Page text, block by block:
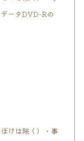
ータDVD-Rの
けは除く）・事